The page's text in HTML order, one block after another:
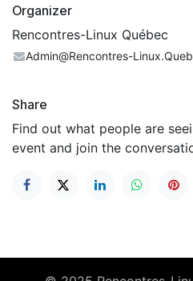
Organizer
Rencontres-Linux Québec
Admin@Rencontres-
Share
Find out what people are
event and join the